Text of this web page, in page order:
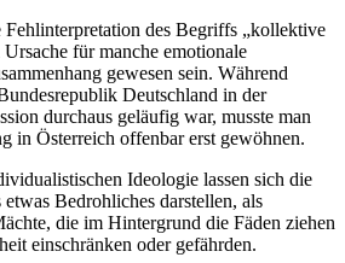
des Begriffs „kollektive
für manche emotionale
gewesen sein. Während
Deutschland in der
durchaus geläufig war, musste man
in Österreich offenbar erst gewöhnen.
Ideologie lassen sich die
Bedrohliches darstellen, als
die im Hintergrund die Fäden ziehen
einschränken oder gefährden.